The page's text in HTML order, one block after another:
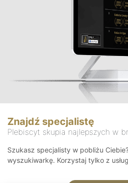
Znajdź specjalistę
Plebiscyt skupia najlepszych w
Szukasz specjalisty w pobliżu
wyszukiwarkę. Korzystaj tylko z